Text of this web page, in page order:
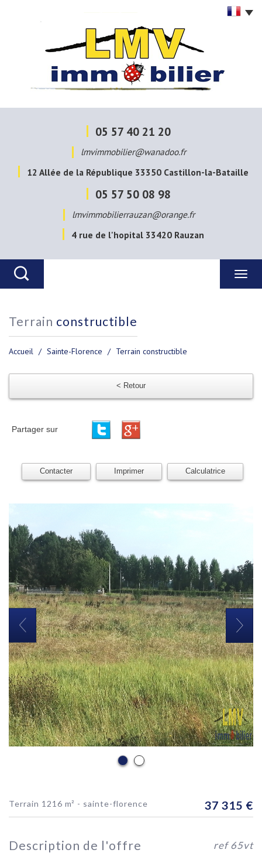
05 57 40 21 20
lmvimmobilier@wanadoo.fr
12 Allée de la République 33350 Castillon-la-Bataille
05 57 50 08 98
lmvimmobilierrauzan@orange.fr
4 rue de l'hopital 33420 Rauzan
terrain constructible
Accueil Sainte-Florence Terrain constructible
< Retour
Partager sur
Contacter Imprimer Calculatrice
terrain 1216 m² - sainte-florence 37 315 €
description de l'offre ref 65vt